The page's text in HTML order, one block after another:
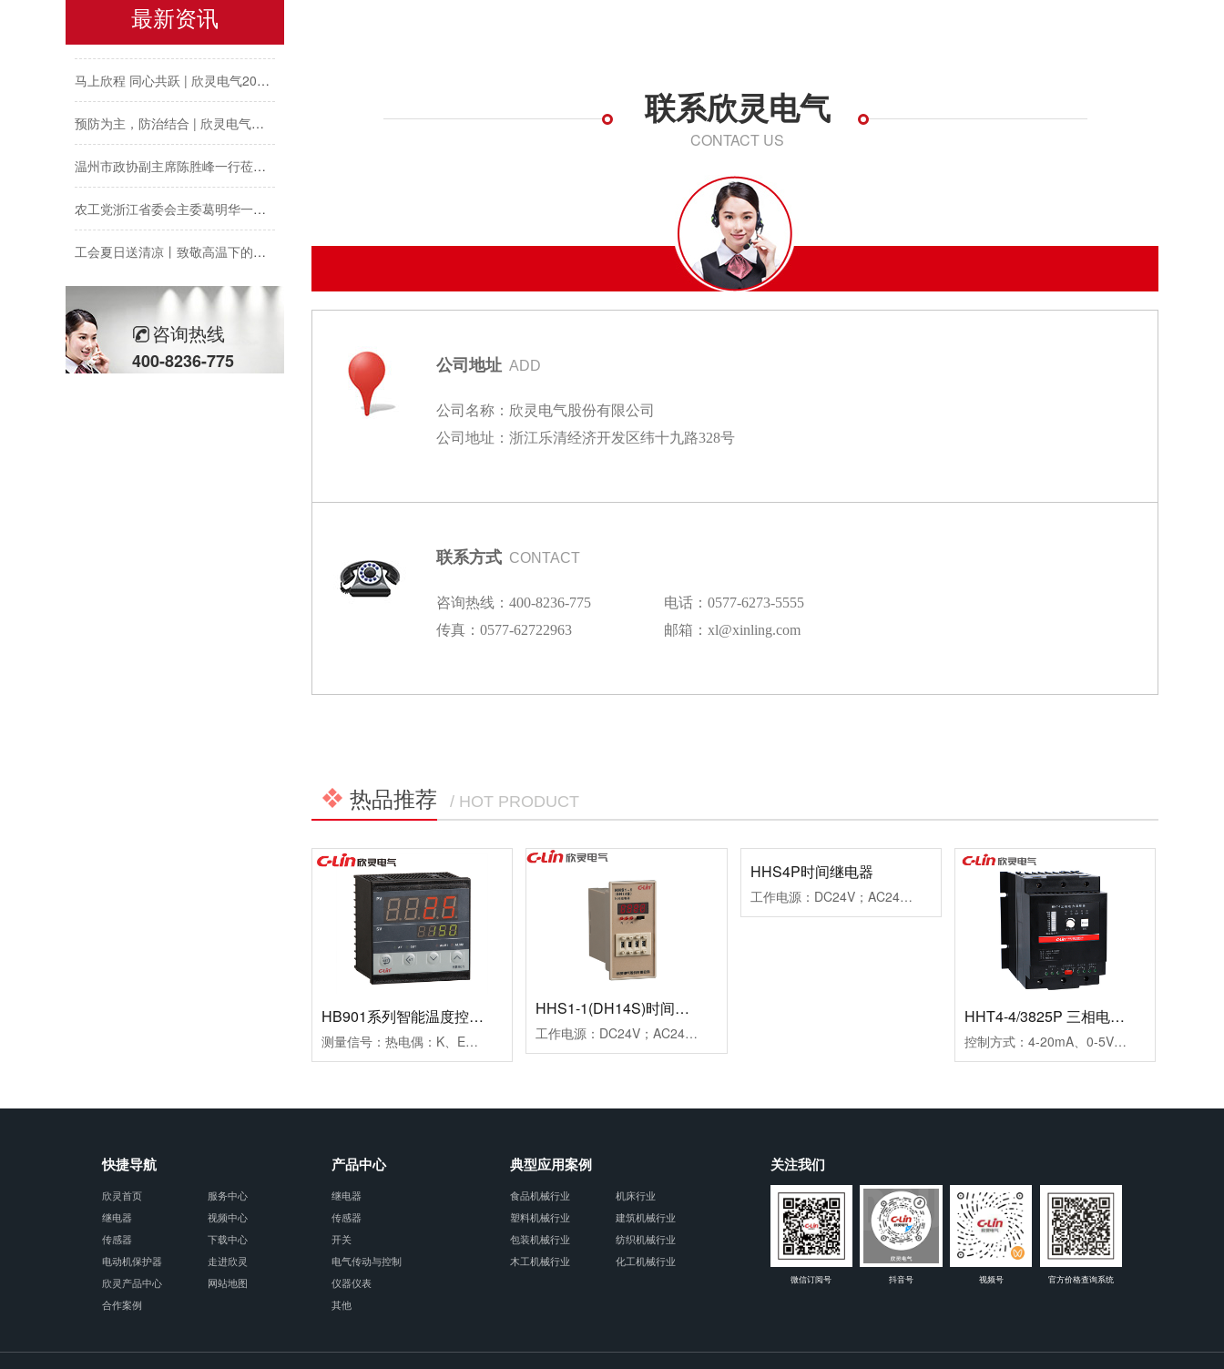
联系欣灵电气
CONTACT US
公司地址 ADD
公司名称：欣灵电气股份有限公司
公司地址：浙江乐清经济开发区纬十九路328号
联系方式 CONTACT
咨询热线：400-8236-775
电话：0577-6273-5555
传真：0577-62722963
邮箱：xl@xinling.com
热品推荐 / HOT PRODUCT
HB901系列智能温度控制仪
测量信号：热电偶：K、E、J；热电阻：Pt100、Cu50控制方式：二位式继电器通断控制PID调节继电器通断控制；PID调节驱动SSR电压控制报警方式：一组报警继电器触点输出二组报警继电器触点输出工作电源：AC100~240V外形尺寸：96×96×78mm开孔尺寸：92×92mm附加功能：通讯功能、变送功能典型应用：用于挤塑机、回流焊机、鞋机等控温场合备注：多种传感器输入用户任意设定
HHS1-1(DH14S)时间继电器
工作电源：DC24V；AC24V、AC220V、AC380V延时范围：0.01s~99h99m时分秒设置重复误差：≤1%工作模式：通电延时计时方式：正计时，数码管显示触点形式：两组延时带复位暂停功能触点容量：3AAC250V(阻性)外形尺寸：52×104×114mm开孔尺寸：45×77mm安装方式：面板式
HHT4-4/3825P 三相电力调整器
控制方式：4-20mA、0-5V、0-10V三种方式可选输出方式：相位输出，移相范围0-150°负载电压：三相440VAC（三相三线）负载电流：25A保护功能：快速熔断器报警功能：断相、超温，继电器输出(1A/250VAC)介质耐压：≥2000VAC显示功能：LED面板显示SCR输出百分比及工作状态指示安装方式：螺栓安装使用负载：定阻抗电热丝、IR远红外线、UV灯管等外型尺寸：150×130×175mm安装尺寸：80×116mm(4-M5)冷却方式：自然冷却
最新资讯
欣灵党建之行 寻访红色“旗”迹
欣灵“粽”头戏丨乐享『端午游园会』
热烈祝贺乐清市知识产权协会“智慧芽”专利搜索应用软件培训会顺利召开
咨询热线
400-8236-775
快捷导航
欣灵首页
服务中心
继电器
视频中心
传感器
下载中心
电动机保护器
走进欣灵
欣灵产品中心
网站地图
合作案例
产品中心
继电器
传感器
开关
电气传动与控制
仪器仪表
其他
典型应用案例
食品机械行业
机床行业
塑料机械行业
建筑机械行业
包装机械行业
纺织机械行业
木工机械行业
化工机械行业
关注我们
微信订阅号 抖音号 视频号 官方价格查询系统